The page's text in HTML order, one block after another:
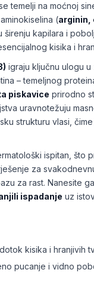
temelji na moćnoj
(arginin,
kapilara i
kisika i
igraju ključnu ulogu
– temeljnog
piskavice prirodno
uravnotežuju
strukturu vlasi, čime
ispitan, što
za
za rast. Nanesite
ispadanje uz
kisika i hranjivih
pucanje i vidno